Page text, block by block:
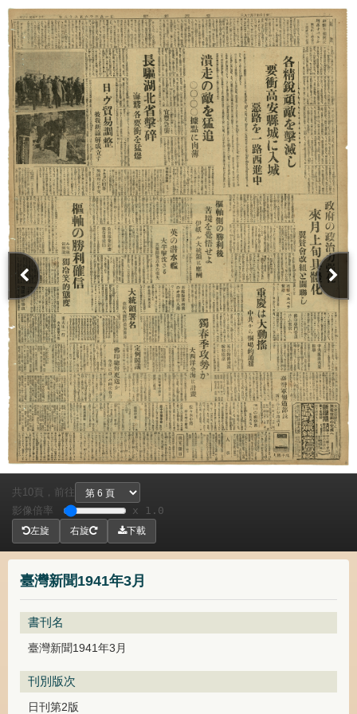
臺灣新聞1941年3月
書刊名
臺灣新聞1941年3月
刊別版次
日刊第2版
共 10頁，
前往
影像倍率
x 1.0
左旋 右旋 下載